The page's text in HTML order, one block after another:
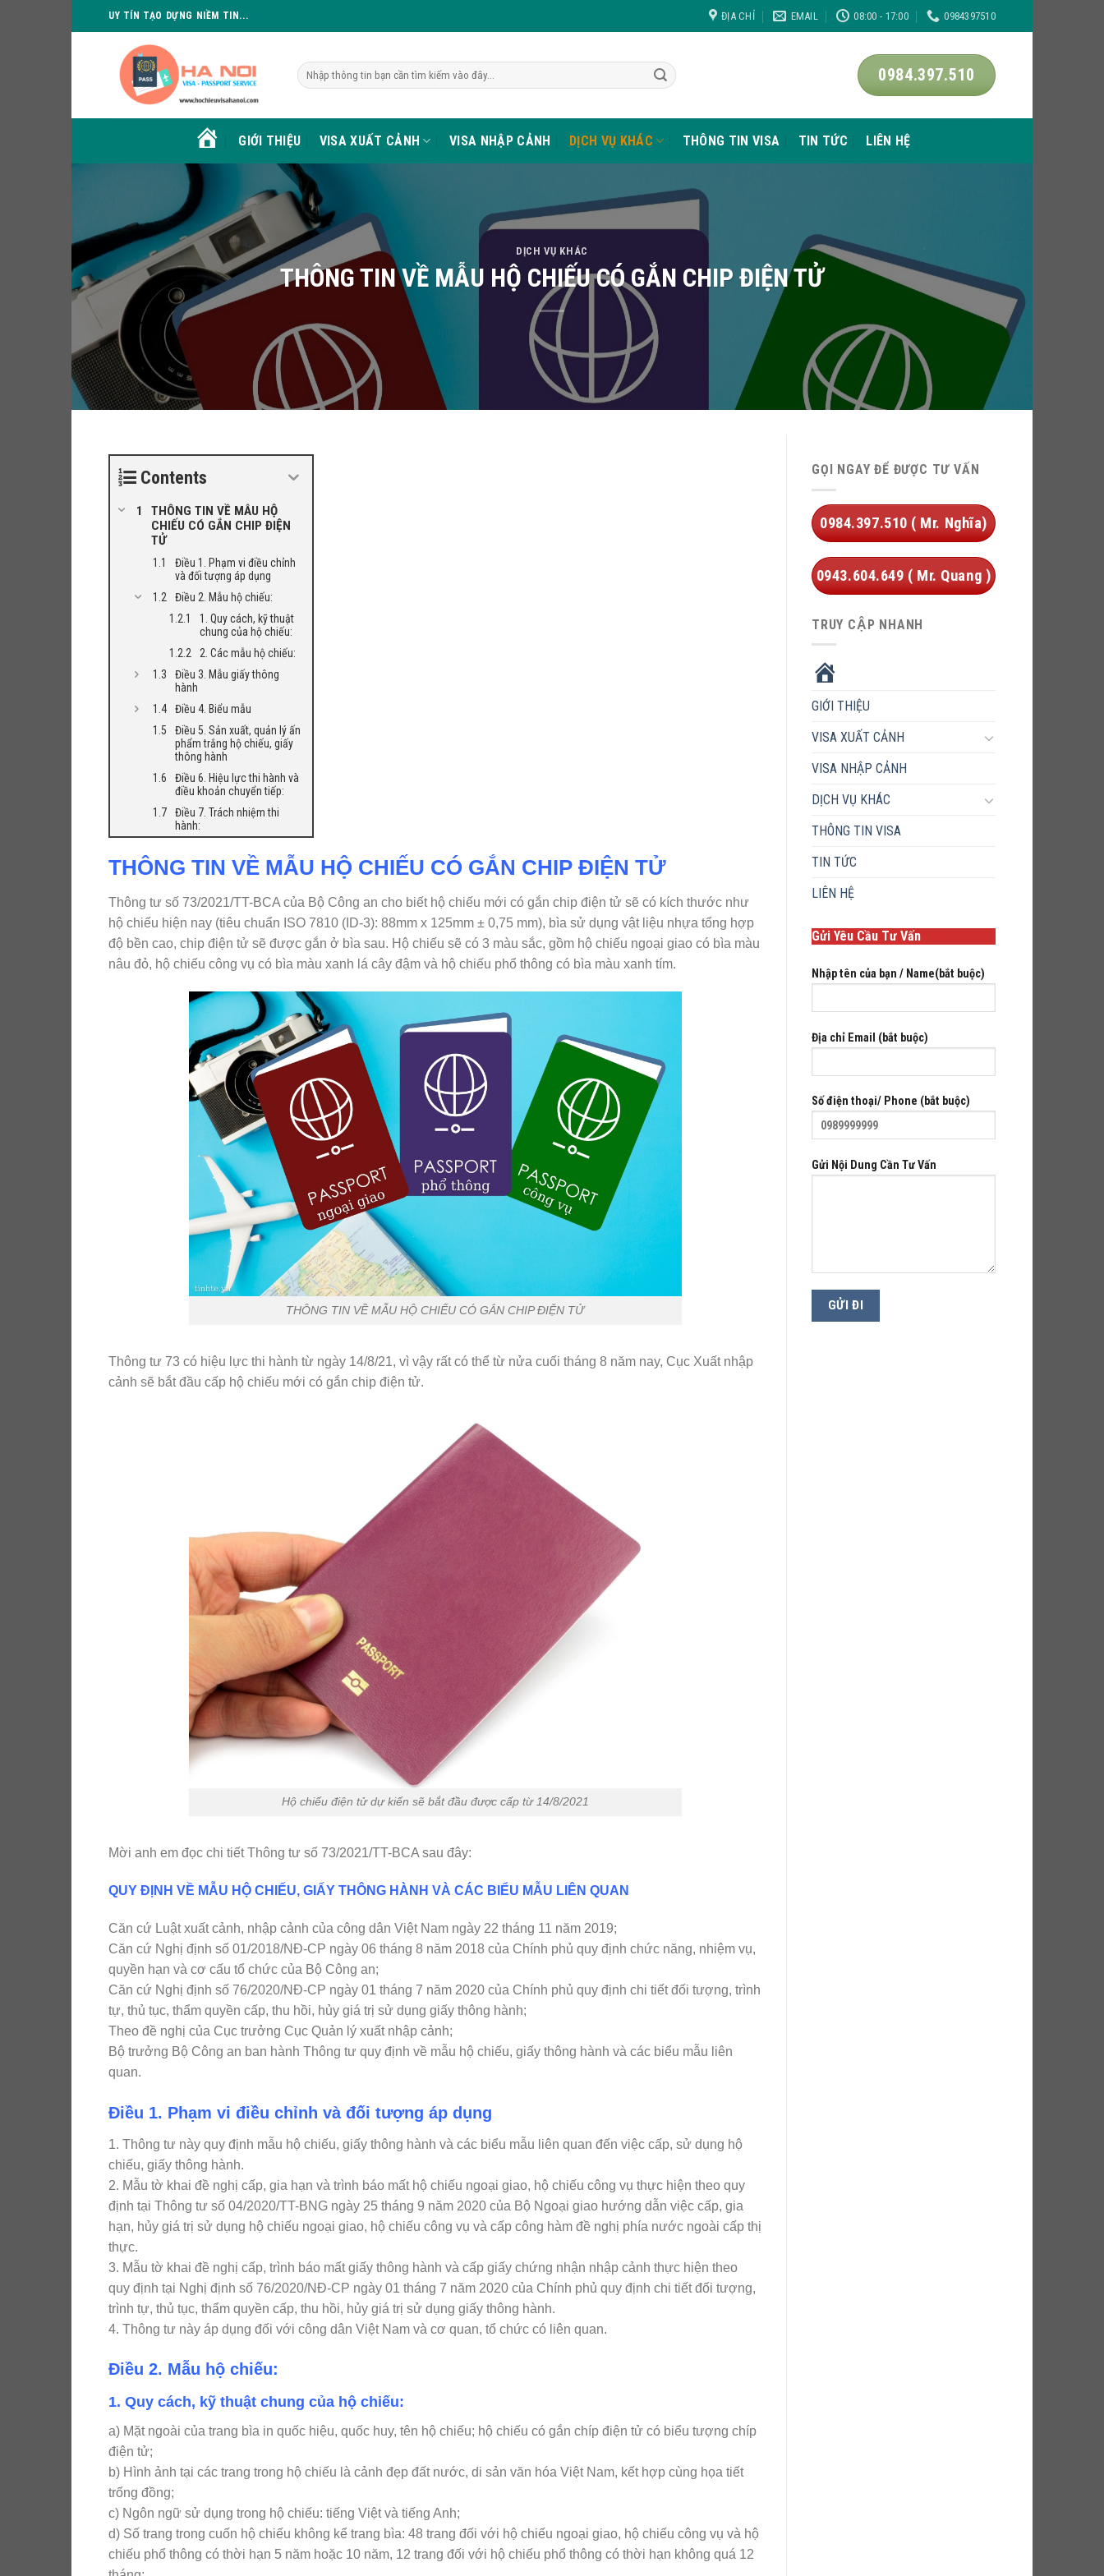
to
UY TÍN TẠO DỰNG NIỀM TIN... ĐỊA CHỈ EMAIL 08:00 - 17:00 0984397510
0984.397.510
HOME GIỚI THIỆU VISA XUẤT CẢNH VISA NHẬP CẢNH DỊCH VỤ KHÁC THÔNG TIN VISA TIN TỨC LIÊN HỆ
DỊCH VỤ KHÁC
THÔNG TIN VỀ MẪU HỘ CHIẾU CÓ GẮN CHIP ĐIỆN TỬ
Contents
THÔNG TIN VỀ MẪU HỘ
CHIẾU CÓ GẮN CHIP ĐIỆN
TỬ
Điều 1. Phạm vi điều chỉnh
và đối tượng áp dụng
Điều 2. Mẫu hộ chiếu:
1. Quy cách, kỹ thuật
chung của hộ chiếu:
2. Các mẫu hộ chiếu:
Điều 3. Mẫu giấy thông
hành
Điều 4. Biểu mẫu
Điều 5. Sản xuất, quản lý ấn
phẩm trắng hộ chiếu, giấy
thông hành
Điều 6. Hiệu lực thi hành và
điều khoản chuyển tiếp:
Điều 7. Trách nhiệm thi
hành:
THÔNG TIN VỀ MẪU HỘ CHIẾU CÓ GẮN CHIP ĐIỆN TỬ
Thông tư số 73/2021/TT-BCA của Bộ Công an cho biết hộ chiếu mới có gắn chip điện tử sẽ có kích thước như
hộ chiếu hiện nay (tiêu chuẩn ISO 7810 (ID-3): 88mm x 125mm ± 0,75 mm), bìa sử dụng vật liệu nhựa tổng hợp
độ bền cao, chip điện tử sẽ được gắn ở bìa sau. Hộ chiếu sẽ có 3 màu sắc, gồm hộ chiếu ngoại giao có bìa màu
nâu đỏ, hộ chiếu công vụ có bìa màu xanh lá cây đậm và hộ chiếu phổ thông có bìa màu xanh tím.
THÔNG TIN VỀ MẪU HỘ CHIẾU CÓ GẮN CHIP ĐIỆN TỬ
Thông tư 73 có hiệu lực thi hành từ ngày 14/8/21, vì vậy rất có thể từ nửa cuối tháng 8 năm nay, Cục Xuất nhập
cảnh sẽ bắt đầu cấp hộ chiếu mới có gắn chip điện tử.
Hộ chiếu điện tử dự kiến sẽ bắt đầu được cấp từ 14/8/2021
Mời anh em đọc chi tiết Thông tư số 73/2021/TT-BCA sau đây:
QUY ĐỊNH VỀ MẪU HỘ CHIẾU, GIẤY THÔNG HÀNH VÀ CÁC BIỂU MẪU LIÊN QUAN
Căn cứ Luật xuất cảnh, nhập cảnh của công dân Việt Nam ngày 22 tháng 11 năm 2019;
Căn cứ Nghị định số 01/2018/NĐ-CP ngày 06 tháng 8 năm 2018 của Chính phủ quy định chức năng, nhiệm vụ,
quyền hạn và cơ cấu tổ chức của Bộ Công an;
Căn cứ Nghị định số 76/2020/NĐ-CP ngày 01 tháng 7 năm 2020 của Chính phủ quy định chi tiết đối tượng, trình
tự, thủ tục, thẩm quyền cấp, thu hồi, hủy giá trị sử dụng giấy thông hành;
Theo đề nghị của Cục trưởng Cục Quản lý xuất nhập cảnh;
Bộ trưởng Bộ Công an ban hành Thông tư quy định về mẫu hộ chiếu, giấy thông hành và các biểu mẫu liên
quan.
Điều 1. Phạm vi điều chỉnh và đối tượng áp dụng
1. Thông tư này quy định mẫu hộ chiếu, giấy thông hành và các biểu mẫu liên quan đến việc cấp, sử dụng hộ
chiếu, giấy thông hành.
2. Mẫu tờ khai đề nghị cấp, gia hạn và trình báo mất hộ chiếu ngoại giao, hộ chiếu công vụ thực hiện theo quy
định tại Thông tư số 04/2020/TT-BNG ngày 25 tháng 9 năm 2020 của Bộ Ngoại giao hướng dẫn việc cấp, gia
hạn, hủy giá trị sử dụng hộ chiếu ngoại giao, hộ chiếu công vụ và cấp công hàm đề nghị phía nước ngoài cấp thị
thực.
3. Mẫu tờ khai đề nghị cấp, trình báo mất giấy thông hành và cấp giấy chứng nhận nhập cảnh thực hiện theo
quy định tại Nghị định số 76/2020/NĐ-CP ngày 01 tháng 7 năm 2020 của Chính phủ quy định chi tiết đối tượng,
trình tự, thủ tục, thẩm quyền cấp, thu hồi, hủy giá trị sử dụng giấy thông hành.
4. Thông tư này áp dụng đối với công dân Việt Nam và cơ quan, tổ chức có liên quan.
Điều 2. Mẫu hộ chiếu:
1. Quy cách, kỹ thuật chung của hộ chiếu:
a) Mặt ngoài của trang bìa in quốc hiệu, quốc huy, tên hộ chiếu; hộ chiếu có gắn chíp điện tử có biểu tượng chíp
điện tử;
b) Hình ảnh tại các trang trong hộ chiếu là cảnh đẹp đất nước, di sản văn hóa Việt Nam, kết hợp cùng họa tiết
trống đồng;
c) Ngôn ngữ sử dụng trong hộ chiếu: tiếng Việt và tiếng Anh;
d) Số trang trong cuốn hộ chiếu không kể trang bìa: 48 trang đối với hộ chiếu ngoại giao, hộ chiếu công vụ và hộ
chiếu phổ thông có thời hạn 5 năm hoặc 10 năm, 12 trang đối với hộ chiếu phổ thông có thời hạn không quá 12
GỌI NGAY ĐỂ ĐƯỢC TƯ VẤN
0984.397.510 ( Mr. Nghĩa)
0943.604.649 ( Mr. Quang )
TRUY CẬP NHANH
GIỚI THIỆU
VISA XUẤT CẢNH
VISA NHẬP CẢNH
DỊCH VỤ KHÁC
THÔNG TIN VISA
TIN TỨC
LIÊN HỆ
Gửi Yêu Cầu Tư Vấn
Nhập tên của bạn / Name(bắt buộc)
Địa chỉ Email (bắt buộc)
Số điện thoại/ Phone (bắt buộc)
Gửi Nội Dung Cần Tư Vấn